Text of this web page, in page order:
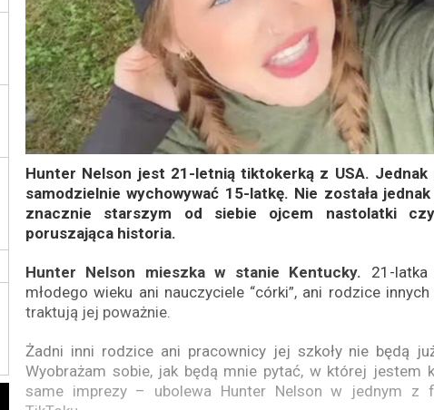
Hunter Nelson jest 21-letnią tiktokerką z USA. Jednak
samodzielnie wychowywać 15-latkę. Nie została
znacznie starszym od siebie ojcem nastolatki
poruszająca historia.
Hunter Nelson mieszka w stanie Kentucky. 21-
młodego wieku ani nauczyciele “córki”, ani rodzice
traktują jej poważnie.
Żadni inni rodzice ani pracownicy jej szkoły nie będą
Wyobrażam sobie, jak będą mnie pytać, w której jestem
same imprezy – ubolewa Hunter Nelson w jednym z